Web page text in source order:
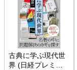
古典に学ぶ現代世
界 (日経プレミア